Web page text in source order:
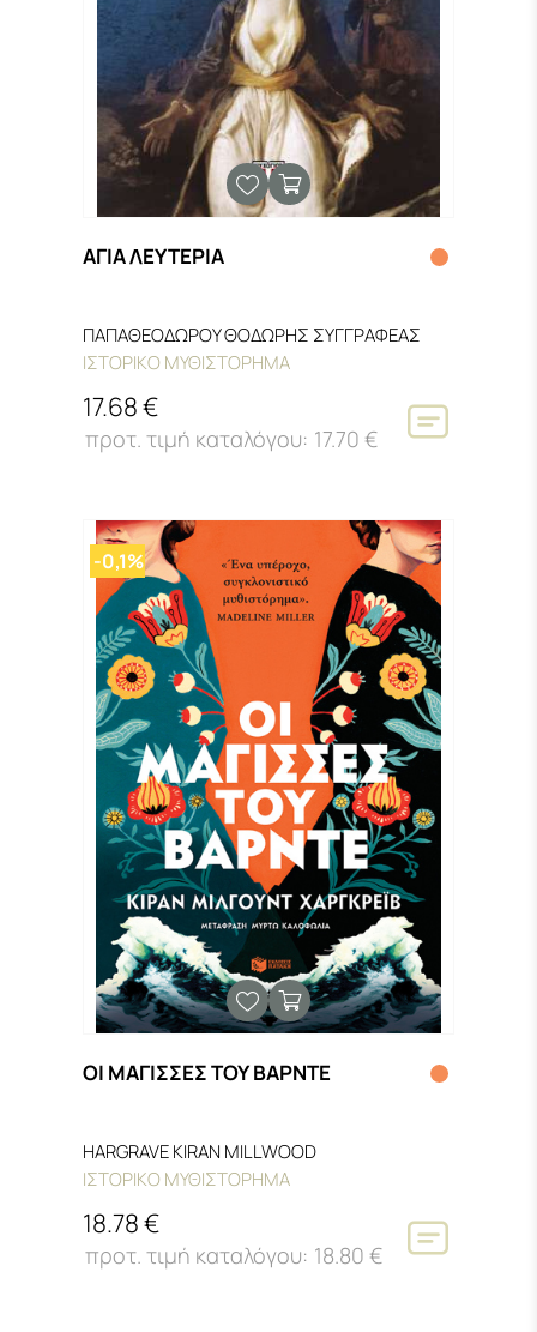
ΑΓΙΑ ΛΕΥΤΕΡΙΑ
ΠΑΠΑΘΕΟΔΩΡΟΥ ΘΟΔΩΡΗΣ ΣΥΓΓΡΑΦΕΑΣ
ΙΣΤΟΡΙΚΟ ΜΥΘΙΣΤΟΡΗΜΑ
17.68 €
17.70 €
-0,1%
ΟΙ ΜΑΓΙΣΣΕΣ ΤΟΥ ΒΑΡΝΤΕ
HARGRAVE KIRAN MILLWOOD
ΙΣΤΟΡΙΚΟ ΜΥΘΙΣΤΟΡΗΜΑ
18.78 €
18.80 €